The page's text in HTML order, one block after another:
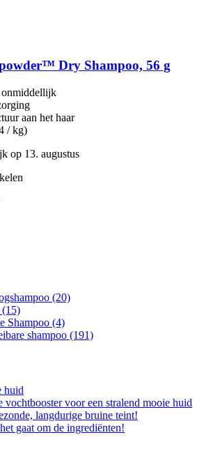
Dry Shampoo, 56 g
aan het haar
/ kg)
op 13. augustus
(20)
(15)
Shampoo (4)
shampoo (191)
huid
vochtbooster voor een stralend mooie huid
langdurige bruine teint!
gaat om de ingrediënten!